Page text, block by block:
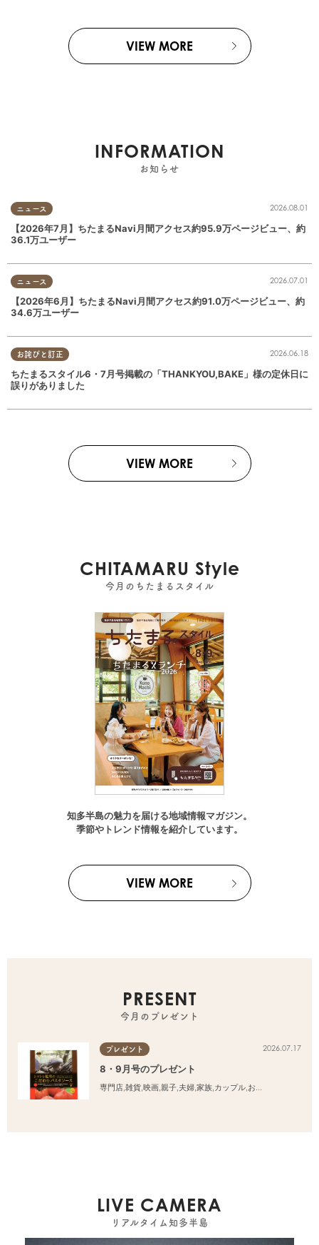
VIEW MORE
INFORMATION
お知らせ
ニュース 2026.08.01
【2026年7月】ちたまるNavi月間アクセス約95.9万ページビュー、約
36.1万ユーザー
ニュース 2026.07.01
【2026年6月】ちたまるNavi月間アクセス約91.0万ページビュー、約
34.6万ユーザー
お詫びと訂正 2026.06.18
ちたまるスタイル6・7月号掲載の「THANKYOU,BAKE」様の定休日に
誤りがありました
VIEW MORE
CHITAMARU Style
今月のちたまるスタイル
知多半島の魅力を届ける地域情報マガジン。
季節やトレンド情報を紹介しています。
VIEW MORE
PRESENT
今月のプレゼント
プレゼント 2026.07.17
8・9月号のプレゼント
専門店,雑貨,映画,親子,夫婦,家族,カップル,おひとりさま
LIVE CAMERA
リアルタイム知多半島